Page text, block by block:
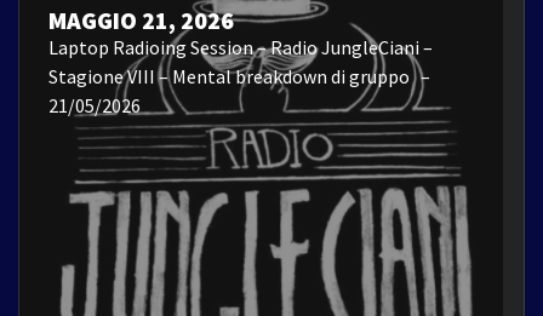
MAGGIO 21, 2026
Laptop Radioing Session – Radio JungleCiani –
Stagione VIII – Mental breakdown di gruppo –
21/05/2026